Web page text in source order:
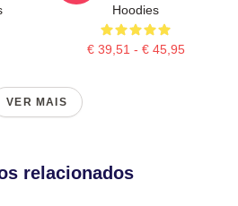
Hoodies
€ 39,51 - € 45,95
VER MAIS
relacionados